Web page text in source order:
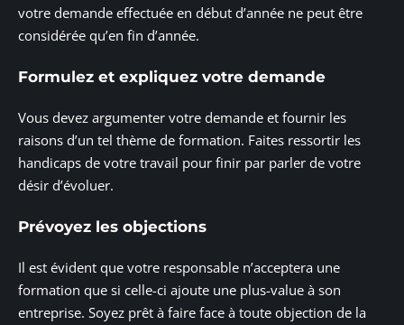
votre demande effectuée en début d’année ne peut être
considérée qu’en fin d’année.
Formulez et expliquez votre demande
Vous devez argumenter votre demande et fournir les
raisons d’un tel thème de formation. Faites ressortir les
handicaps de votre travail pour finir par parler de votre
désir d’évoluer.
Prévoyez les objections
Il est évident que votre responsable n’acceptera une
formation que si celle-ci ajoute une plus-value à son
entreprise. Soyez prêt à faire face à toute objection de la